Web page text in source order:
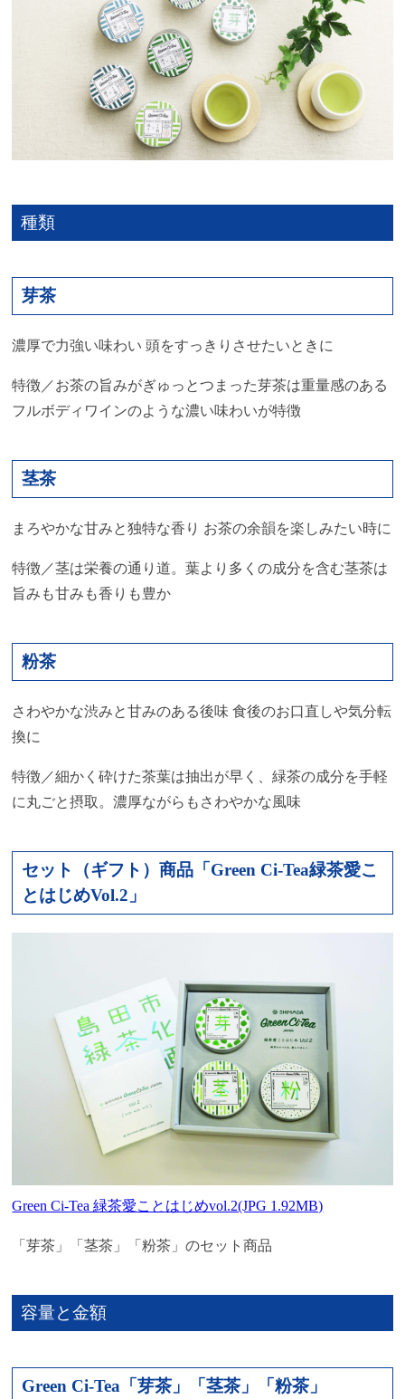
種類
芽茶
濃厚で力強い味わい 頭をすっきりさせたいときに
特徴／お茶の旨みがぎゅっとつまった芽茶は重量感のある
フルボディワインのような濃い味わいが特徴
茎茶
まろやかな甘みと独特な香り お茶の余韻を楽しみたい時に
特徴／茎は栄養の通り道。葉より多くの成分を含む茎茶は
旨みも甘みも香りも豊か
粉茶
さわやかな渋みと甘みのある後味 食後のお口直しや気分転
換に
特徴／細かく砕けた茶葉は抽出が早く、緑茶の成分を手軽
に丸ごと摂取。濃厚ながらもさわやかな風味
セット（ギフト）商品「Green Ci-Tea緑茶愛こ
とはじめVol.2」
Green Ci-Tea 緑茶愛ことはじめvol.2(JPG 1.92MB)
「芽茶」「茎茶」「粉茶」のセット商品
容量と金額
Green Ci-Tea「芽茶」「茎茶」「粉茶」